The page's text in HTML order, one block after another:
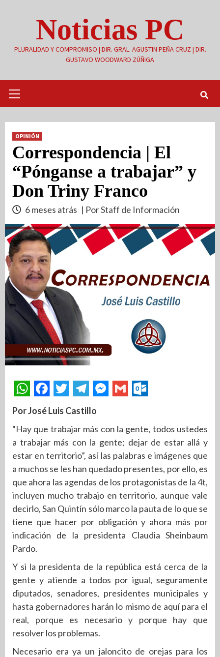
Noticias PC
PLURALIDAD Y COMPROMISO | DIR. GRAL. AGUSTIN PEÑA CRUZ | DIR.
GUSTAVO WOODWARD ZÚÑIGA
primario
OPINIÓN
Correspondencia | El
“Pónganse a trabajar” y
Don Triny Franco
6 meses atrás | Por Staff de Información
Por José Luis Castillo
“Hay que trabajar más con la gente, todos ustedes
a trabajar más con la gente; dejar de estar allá y
estar en territorio”, así las palabras e imágenes que
a muchos se les han quedado presentes, por ello, es
que ahora las agendas de los protagonistas de la 4t,
incluyen mucho trabajo en territorio, aunque vale
decirlo, San Quintín sólo marco la pauta de lo que se
tiene que hacer por obligación y ahora más por
indicación de la presidenta Claudia Sheinbaum
Pardo.
Y si la presidenta de la república está cerca de la
gente y atiende a todos por igual, seguramente
diputados, senadores, presidentes municipales y
hasta gobernadores harán lo mismo de aquí para el
real, porque es necesario y porque hay que
resolver los problemas.
Necesario era ya un jaloncito de orejas para los